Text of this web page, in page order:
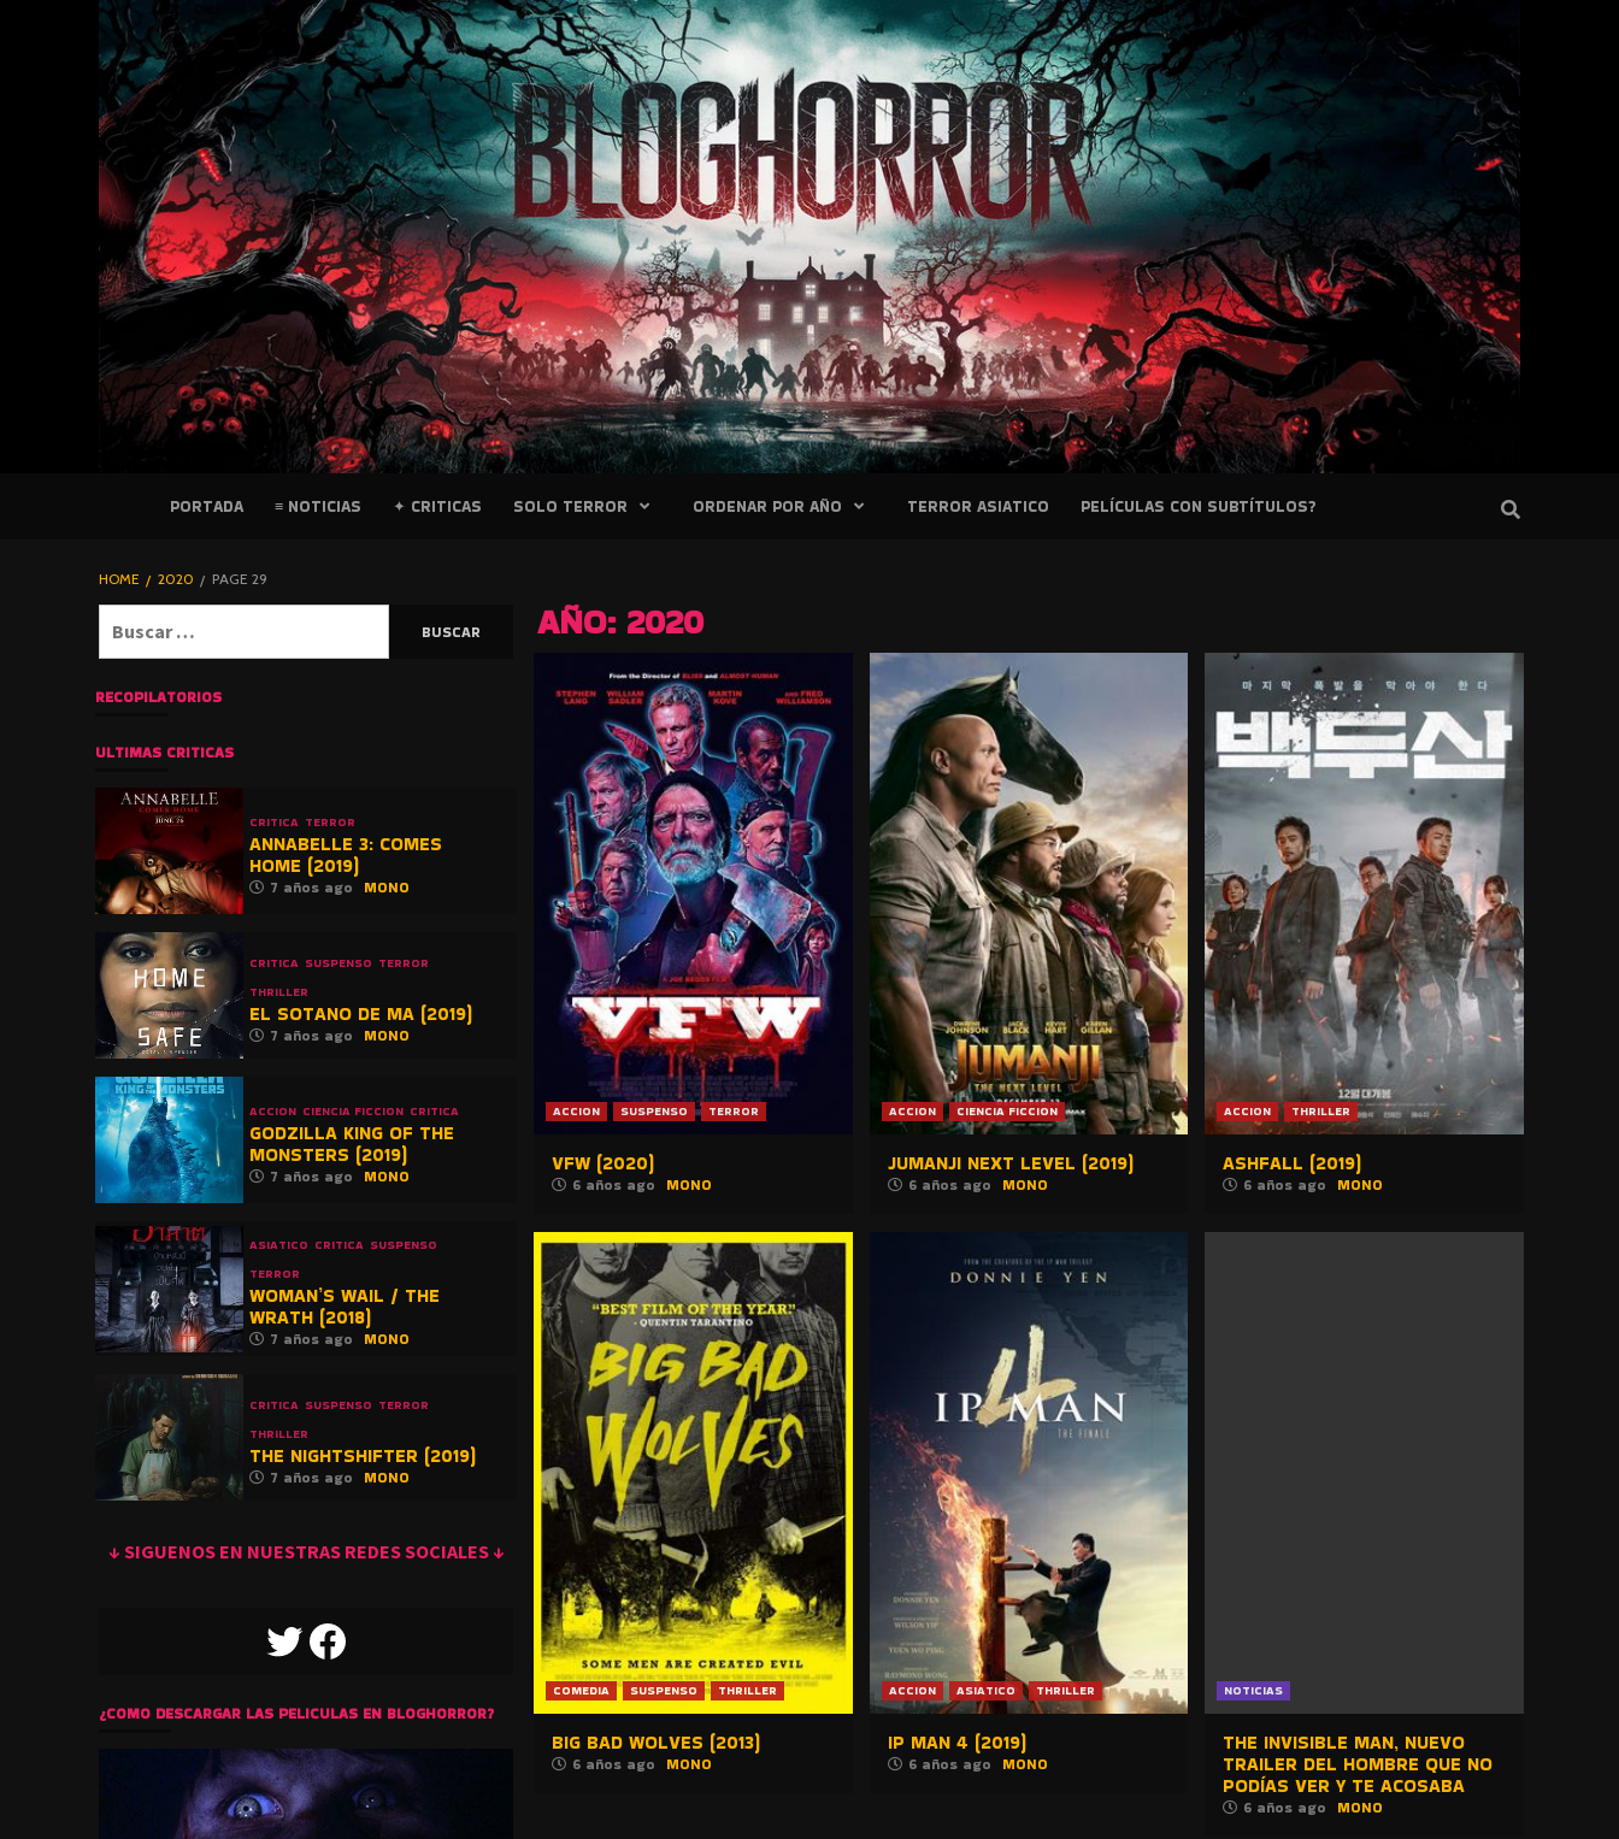
PELICULAS
BLOGHORROR
⋆
PORTADA ≡ NOTICIAS ✦ CRITICAS SOLO TERROR ORDENAR POR AÑO TERROR ASIATICO PELÍCULAS CON SUBTÍTULOS?
HOME 2020 PAGE 29
AÑO: 2020
ACCION SUSPENSO TERROR
VFW (2020)
6 años ago MONO
ACCION CIENCIA FICCION
JUMANJI NEXT LEVEL (2019)
6 años ago MONO
ACCION THRILLER
ASHFALL (2019)
6 años ago MONO
COMEDIA SUSPENSO THRILLER
BIG BAD WOLVES (2013)
6 años ago MONO
ACCION ASIATICO THRILLER
IP MAN 4 (2019)
6 años ago MONO
NOTICIAS
THE INVISIBLE MAN, NUEVO
TRAILER DEL HOMBRE QUE NO
PODÍAS VER Y TE ACOSABA
6 años ago MONO
RECOPILATORIOS
ULTIMAS CRITICAS
CRITICA TERROR
ANNABELLE 3: COMES
HOME (2019)
7 años ago MONO
CRITICA SUSPENSO TERROR
THRILLER
EL SOTANO DE MA (2019)
7 años ago MONO
ACCION CIENCIA FICCION CRITICA
GODZILLA KING OF THE
MONSTERS (2019)
7 años ago MONO
ASIATICO CRITICA SUSPENSO
TERROR
WOMAN’S WAIL / THE
WRATH (2018)
7 años ago MONO
CRITICA SUSPENSO TERROR
THRILLER
THE NIGHTSHIFTER (2019)
7 años ago MONO
↓ SIGUENOS EN NUESTRAS REDES SOCIALES ↓
TWITTERFACEBOOK
¿COMO DESCARGAR LAS PELICULAS EN BLOGHORROR?